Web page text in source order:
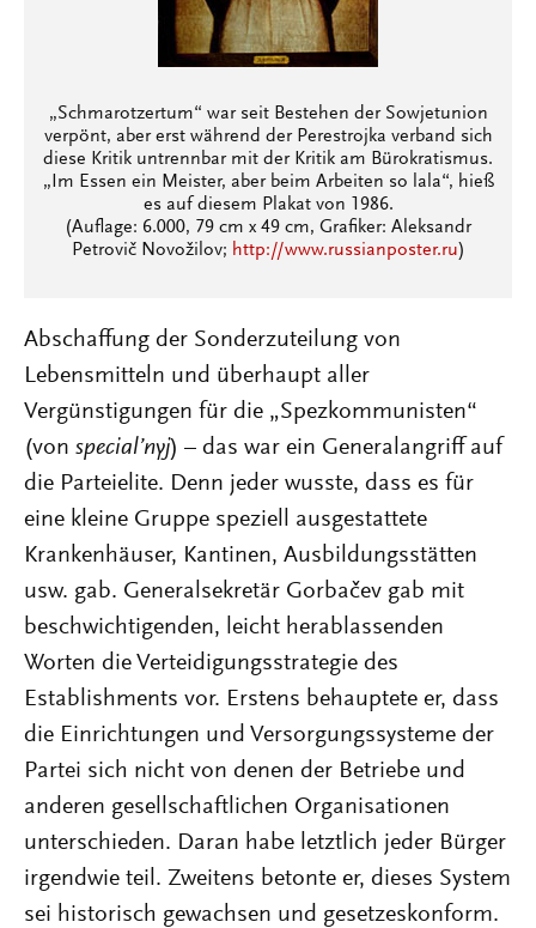
„Schmarotzertum“ war seit Bestehen der Sowjetunion
verpönt, aber erst während der Perestrojka verband sich
diese Kritik untrennbar mit der Kritik am Bürokratismus.
„Im Essen ein Meister, aber beim Arbeiten so lala“, hieß
es auf diesem Plakat von 1986.
(Auflage: 6.000, 79 cm x 49 cm, Grafiker: Aleksandr
Petrovič Novožilov; http://www.russianposter.ru)
Abschaffung der Sonderzuteilung von
Lebensmitteln und überhaupt aller
Vergünstigungen für die „Spezkommunisten“
(von special’nyj) – das war ein Generalangriff auf
die Parteielite. Denn jeder wusste, dass es für
eine kleine Gruppe speziell ausgestattete
Krankenhäuser, Kantinen, Ausbildungsstätten
usw. gab. Generalsekretär Gorbačev gab mit
beschwichtigenden, leicht herablassenden
Worten die Verteidigungsstrategie des
Establishments vor. Erstens behauptete er, dass
die Einrichtungen und Versorgungssysteme der
Partei sich nicht von denen der Betriebe und
anderen gesellschaftlichen Organisationen
unterschieden. Daran habe letztlich jeder Bürger
irgendwie teil. Zweitens betonte er, dieses System
sei historisch gewachsen und gesetzeskonform.